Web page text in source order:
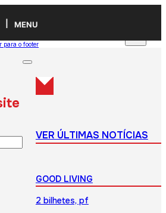
MENU
para o footer
VER ÚLTIMAS NOTÍCIAS
GOOD LIVING
2 bilhetes, pf